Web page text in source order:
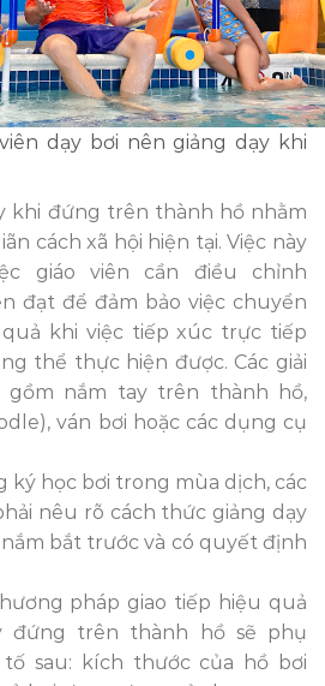
dạy bơi nên giảng dạy khi
khi đứng trên thành hồ nhằm
cách xã hội hiện tại. Việc này
giáo viên cần điều chỉnh
đạt để đảm bảo việc chuyển
khi việc tiếp xúc trực tiếp
thể thực hiện được. Các giải
gồm nắm tay trên thành hồ,
ván bơi hoặc các dụng cụ
ký học bơi trong mùa dịch, các
nêu rõ cách thức giảng dạy
bắt trước và có quyết định
pháp giao tiếp hiệu quả
đứng trên thành hồ sẽ phụ
sau: kích thước của hồ bơi